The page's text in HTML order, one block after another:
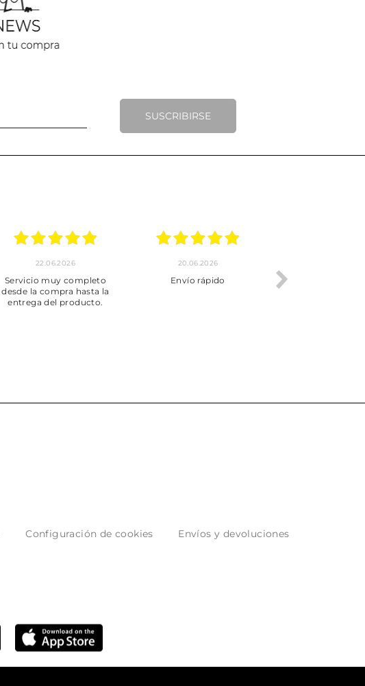
SUSCRIBIRSE
22.06.2026
Servicio muy completo
desde la compra hasta la
entrega del producto.
20.06.2026
Envío rápido
Configuración de cookies
Envíos y devoluciones